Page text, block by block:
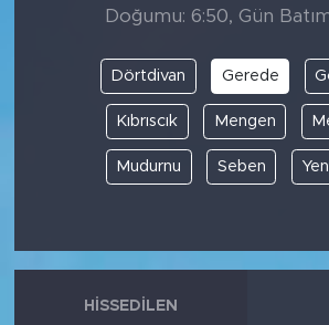
Doğumu: 6:50, Gün
Dörtdivan Gerede
Kıbrıscık Mengen
Mudurnu Seben
HISSEDILEN